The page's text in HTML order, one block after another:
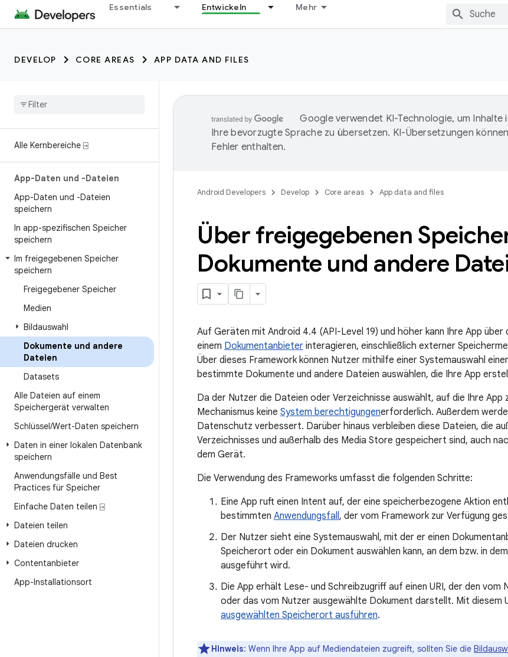
Essentials Entwickeln Mehr
DEVELOP CORE AREAS APP DATA AND FILES
Alle Kernbereiche ⍈
App-Daten und -Dateien
App-Daten und -Dateien
speichern
In app-spezifischen Speicher
speichern
Im freigegebenen Speicher
speichern
Freigegebener Speicher
Medien
Bildauswahl
Dokumente und andere
Dateien
Datasets
Alle Dateien auf einem
Speichergerät verwalten
Schlüssel/Wert-Daten speichern
Daten in einer lokalen Datenbank
speichern
Anwendungsfälle und Best
Practices für Speicher
Einfache Daten teilen ⍈
Dateien teilen
Dateien drucken
Contentanbieter
App-Installationsort
Google verwendet KI-Technologie, um Inhalte
Ihre bevorzugte Sprache zu übersetzen. KI-Übersetzungen können
Fehler enthalten.
Android Developers Develop Core areas App data and files
Über freigegebenen
Dokumente und andere
Auf Geräten mit Android 4.4 (API-Level 19) und höher kann Ihre App
einem Dokumentanbieter interagieren, einschließlich externer
Über dieses Framework können Nutzer mithilfe einer Systemauswahl
bestimmte Dokumente und andere Dateien auswählen, die Ihre App
Da der Nutzer die Dateien oder Verzeichnisse auswählt, auf die Ihre App
Mechanismus keine System berechtigungenerforderlich. Außerdem
Datenschutz verbessert. Darüber hinaus verbleiben diese Dateien, die
Verzeichnisses und außerhalb des Media Store gespeichert sind, auch
dem Gerät.
Die Verwendung des Frameworks umfasst die folgenden Schritte:
Eine App ruft einen Intent auf, der eine speicherbezogene Aktion
bestimmten Anwendungsfall, der vom Framework zur Verfügung
Der Nutzer sieht eine Systemauswahl, mit der er einen
Speicherort oder ein Dokument auswählen kann, an dem bzw. in
ausgeführt wird.
Die App erhält Lese- und Schreibzugriff auf einen URI, der den
oder das vom Nutzer ausgewählte Dokument darstellt. Mit diesem
ausgewählten Speicherort ausführen.
Hinweis: Wenn Ihre App auf Mediendateien zugreift, sollten Sie die